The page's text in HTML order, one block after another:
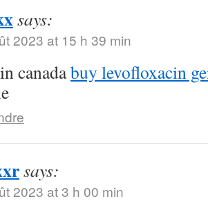
says:
2023 at 15 h 39 min
canadabuy levofloxacin
says:
2023 at 3 h 00 min